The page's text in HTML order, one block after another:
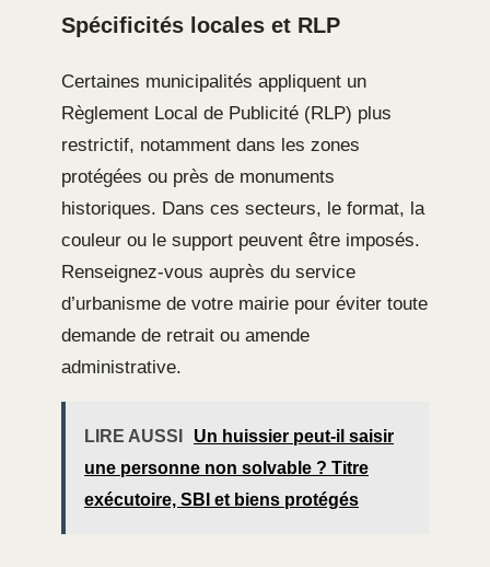
Spécificités locales et RLP
Certaines municipalités appliquent un
Règlement Local de Publicité (RLP) plus
restrictif, notamment dans les zones
protégées ou près de monuments
historiques. Dans ces secteurs, le format, la
couleur ou le support peuvent être imposés.
Renseignez-vous auprès du service
d’urbanisme de votre mairie pour éviter toute
demande de retrait ou amende
administrative.
LIRE AUSSI
Un huissier peut-il saisir
une personne non solvable ? Titre
exécutoire, SBI et biens protégés